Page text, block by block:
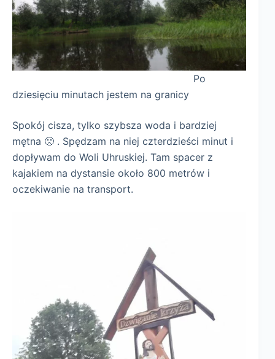
Po
dziesięciu minutach jestem na granicy
Spokój cisza, tylko szybsza woda i bardziej
mętna 🙁 . Spędzam na niej czterdzieści minut i
dopływam do Woli Uhruskiej. Tam spacer z
kajakiem na dystansie około 800 metrów i
oczekiwanie na transport.